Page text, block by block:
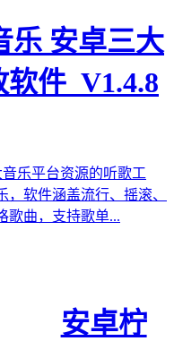
乐 安卓三大
件_V1.4.8
乐平台资源的听歌工
软件涵盖流行、摇滚、
歌曲，支持歌单...
安卓柠